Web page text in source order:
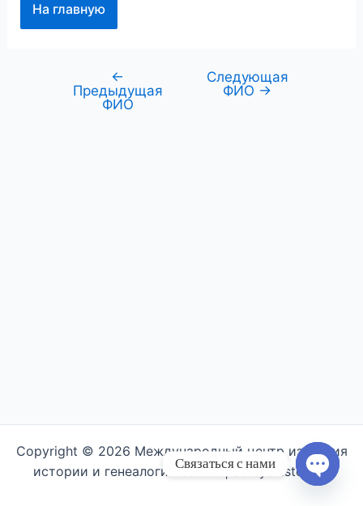
На главную
Навигация←
Предыдущая
ФИО
Следующая
ФИО →
Copyright © 2026 Международный центр изучения
истории и генеалогии семьи | Semyahistory.ru
Связаться с нами